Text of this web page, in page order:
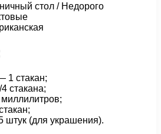
стол / Недорого
1 стакан;
стакана;
штук (для украшения).